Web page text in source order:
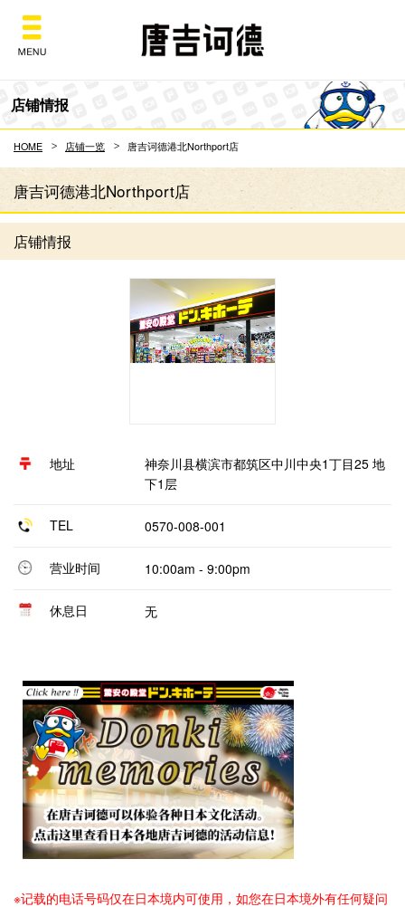
店铺情报
HOME 店铺一览 唐吉诃德港北Northport店
唐吉诃德港北Northport店
店铺情报
地址
神奈川县横滨市都筑区中川中央1丁目25 地
下1层
TEL 0570-008-001
营业时间 10:00am - 9:00pm
休息日 无
※记载的电话号码仅在日本境内可使用，如您在日本境外有任何疑问